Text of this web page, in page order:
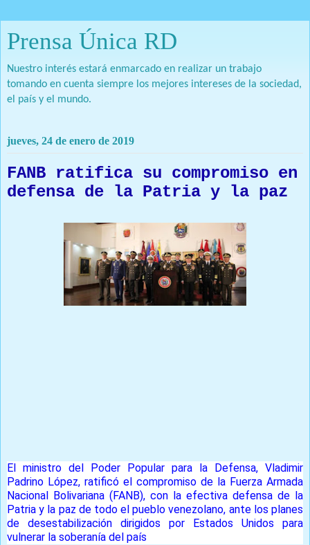
Prensa Única RD
Nuestro interés estará enmarcado en realizar un trabajo
tomando en cuenta siempre los mejores intereses de la sociedad,
el país y el mundo.
jueves, 24 de enero de 2019
FANB ratifica su compromiso en
defensa de la Patria y la paz
El ministro del Poder Popular para la Defensa, Vladimir
Padrino López, ratificó el compromiso de la Fuerza Armada
Nacional Bolivariana (FANB), con la efectiva defensa de la
Patria y la paz de todo el pueblo venezolano, ante los planes
de desestabilización dirigidos por Estados Unidos para
vulnerar la soberanía del país